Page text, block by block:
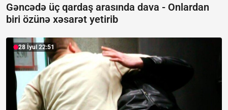
Gəncədə üç qardaş arasında dava - Onlardan
biri özünə xəsarət yetirib
28 İyul 22:51